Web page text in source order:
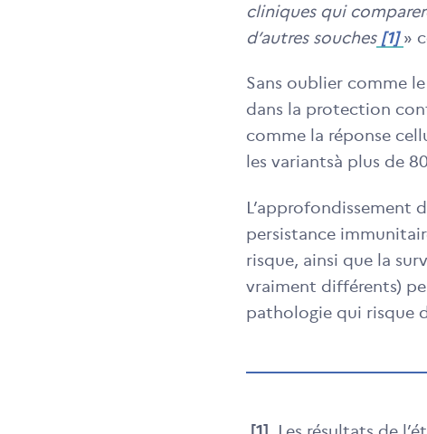
cliniques qui
d’autres souches [1] »
Sans oublier comme
dans la protection
comme la réponse
les variantsà plus de
L’approfondissement
persistance
risque, ainsi que la
vraiment différents)
pathologie qui risque